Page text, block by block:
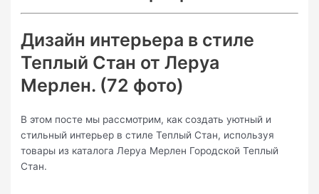
Дизайн интерьера в стиле
Теплый Стан от Леруа
Мерлен. (72 фото)
В этом посте мы рассмотрим, как создать уютный и
стильный интерьер в стиле Теплый Стан, используя
товары из каталога Леруа Мерлен Городской Теплый
Стан.